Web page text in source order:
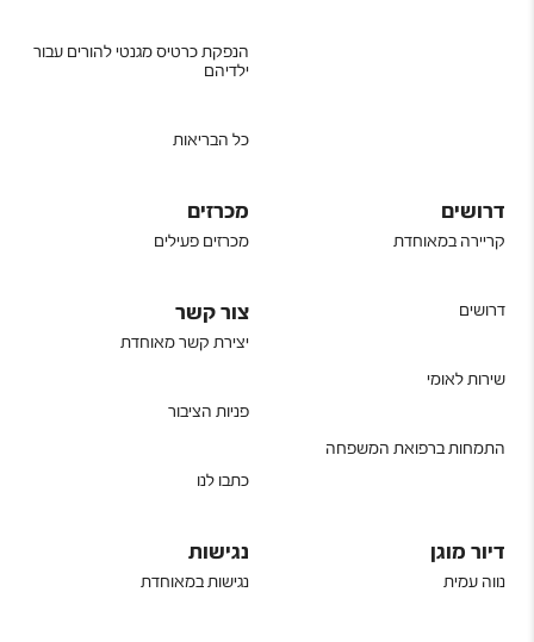
הנפקת כרטיס מגנטי להורים עבור
ילדיהם
כל הבריאות
דרושים
קריירה במאוחדת
דרושים
שירות לאומי
התמחות ברפואת המשפחה
מכרזים
מכרזים פעילים
צור קשר
יצירת קשר מאוחדת
פניות הציבור
כתבו לנו
דיור מוגן
נווה עמית
נגישות
נגישות במאוחדת